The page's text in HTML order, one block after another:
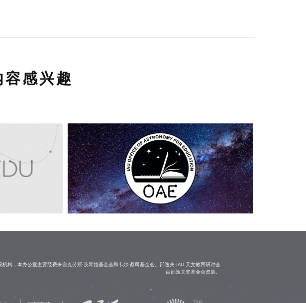
感兴趣
构，本办公室主要经费来自克劳斯·茨希拉基金会和卡尔·蔡司基金会。邵逸夫-IAU 天文教育研讨会
由邵逸夫奖基金会资助。